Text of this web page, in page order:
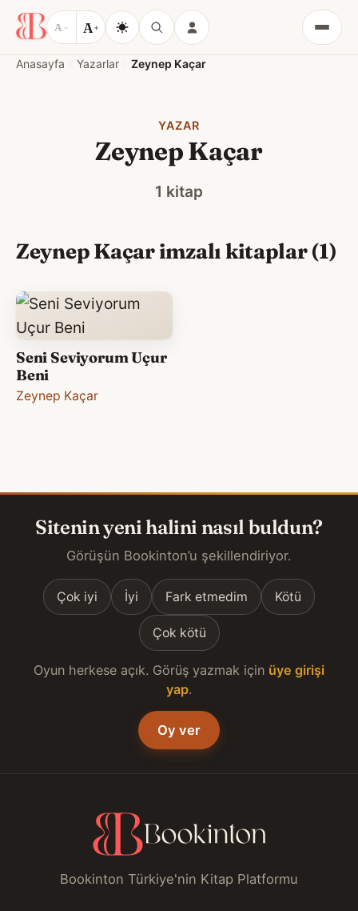
A − A+
Menü
Anasayfa Yazarlar Zeynep Kaçar
YAZAR
Zeynep Kaçar
1 kitap
Zeynep Kaçar imzalı kitaplar (1)
Seni Seviyorum Uçur
Beni
Zeynep Kaçar
Sitenin yeni halini nasıl buldun?
Görüşün Bookinton’u şekillendiriyor.
Çok iyi İyi Fark etmedim Kötü
Çok kötü
Oyun herkese açık. Görüş yazmak için üye girişi
yap.
Oy ver
Bookinton Türkiye'nin Kitap Platformu